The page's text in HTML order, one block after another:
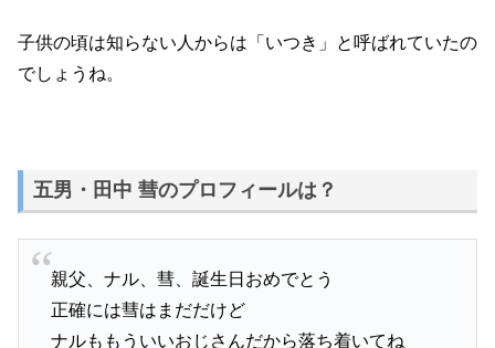
子供の頃は知らない人からは「いつき」と呼ばれていたの
でしょうね。
五男・田中 彗のプロフィールは？
親父、ナル、彗、誕生日おめでとう
正確には彗はまだだけど
ナルももういいおじさんだから落ち着いてね